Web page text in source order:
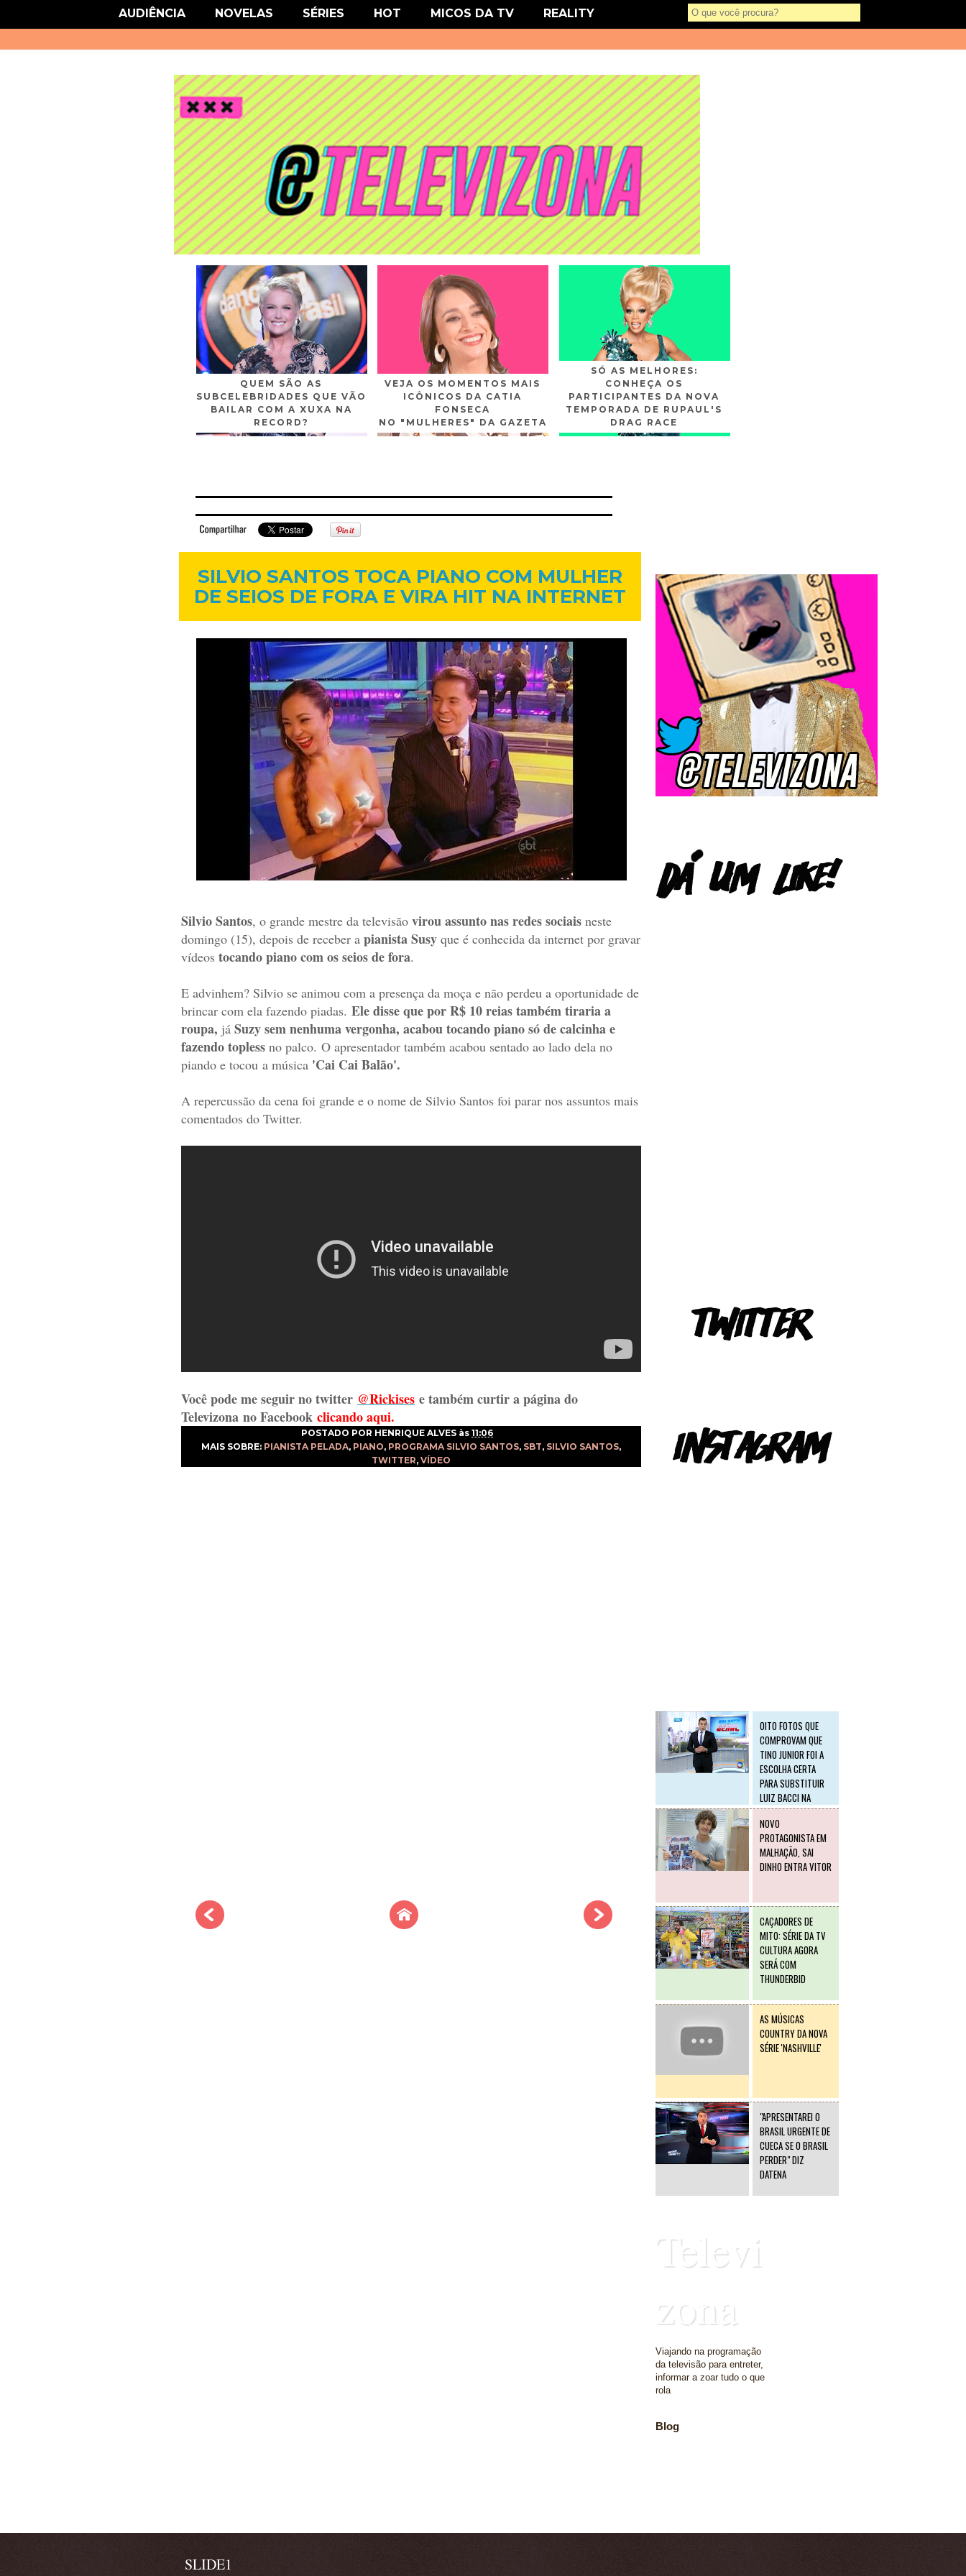
link href='http://fonts.googleapis.com/css?family=Roboto' rel='stylesheet' type='text/css'/>
QUEM SÃO AS
SUBCELEBRIDADES QUE VÃO
BAILAR COM A XUXA NA
RECORD?
VEJA OS MOMENTOS MAIS
ICÔNICOS DA CATIA
FONSECA
NO "MULHERES" DA GAZETA
SÓ AS MELHORES:
CONHEÇA OS
PARTICIPANTES DA NOVA
TEMPORADA DE RUPAUL'S
DRAG RACE
AUDIÊNCIA NOVELAS SÉRIES HOT MICOS DA TV REALITY
SILVIO SANTOS TOCA PIANO COM MULHER
DE SEIOS DE FORA E VIRA HIT NA INTERNET
Silvio Santos, o grande mestre da televisão virou assunto nas redes sociais neste
domingo (15), depois de receber a pianista Susy que é conhecida da internet por gravar
vídeos tocando piano com os seios de fora.
E advinhem? Silvio se animou com a presença da moça e não perdeu a oportunidade de
brincar com ela fazendo piadas. Ele disse que por R$ 10 reias também tiraria a
roupa, já Suzy sem nenhuma vergonha, acabou tocando piano só de calcinha e
fazendo topless no palco. O apresentador também acabou sentado ao lado dela no
piando e tocou a música 'Cai Cai Balão'.
A repercussão da cena foi grande e o nome de Silvio Santos foi parar nos assuntos mais
comentados do Twitter.
Você pode me seguir no twitter @Rickises e também curtir a página do
Televizona no Facebook clicando aqui.
POSTADO POR HENRIQUE ALVES às 11:06
MAIS SOBRE: PIANISTA PELADA, PIANO, PROGRAMA SILVIO SANTOS, SBT, SILVIO SANTOS,
TWITTER, VÍDEO
OITO FOTOS QUE
COMPROVAM QUE
TINO JUNIOR FOI A
ESCOLHA CERTA
PARA SUBSTITUIR
LUIZ BACCI NA
RECORD
NOVO
PROTAGONISTA EM
MALHAÇÃO, SAI
DINHO ENTRA VITOR
CAÇADORES DE
MITO: SÉRIE DA TV
CULTURA AGORA
SERÁ COM
THUNDERBID
AS MÚSICAS
COUNTRY DA NOVA
SÉRIE 'NASHVILLE'
"APRESENTAREI O
BRASIL URGENTE DE
CUECA SE O BRASIL
PERDER" DIZ
DATENA
Televi
zona
Viajando na programação
da televisão para entreter,
informar a zoar tudo o que
rola
Blog
SLIDE1